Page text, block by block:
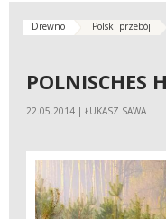
Drewno Polski przebój
POLNISCHES
22.05.2014 | ŁUKASZ SAWA